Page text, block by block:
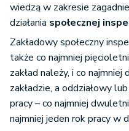
wiedzą w zakresie
działania społecznej
Zakładowy społeczny
także co najmniej
zakład należy, i co
zakładzie, a oddziałowy
pracy – co najmniej
najmniej jeden rok pracy w